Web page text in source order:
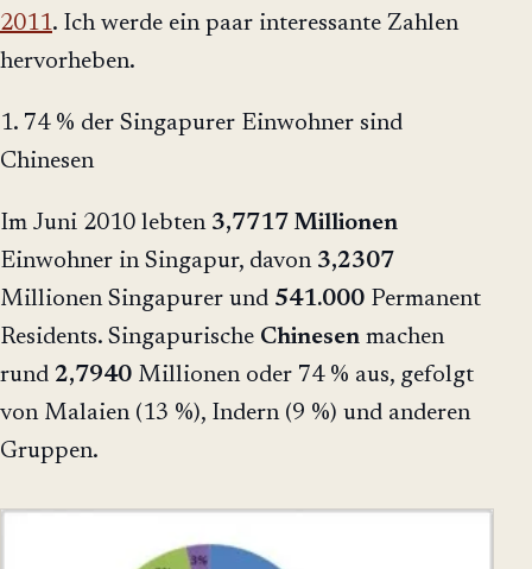
2011. Ich werde ein paar interessante Zahlen
hervorheben.
1. 74 % der Singapurer Einwohner sind
Chinesen
Im Juni 2010 lebten 3,7717 Millionen
Einwohner in Singapur, davon 3,2307
Millionen Singapurer und 541.000 Permanent
Residents. Singapurische Chinesen machen
rund 2,7940 Millionen oder 74 % aus, gefolgt
von Malaien (13 %), Indern (9 %) und anderen
Gruppen.